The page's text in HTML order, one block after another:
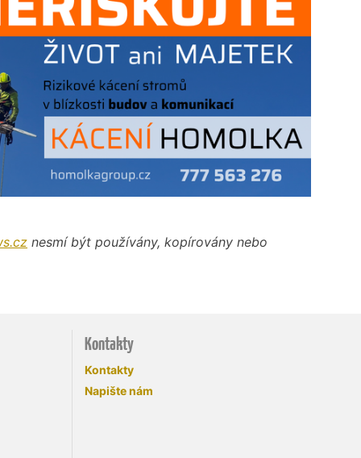
nesmí být používány, kopírovány nebo
Kontakty
Kontakty
Napište nám